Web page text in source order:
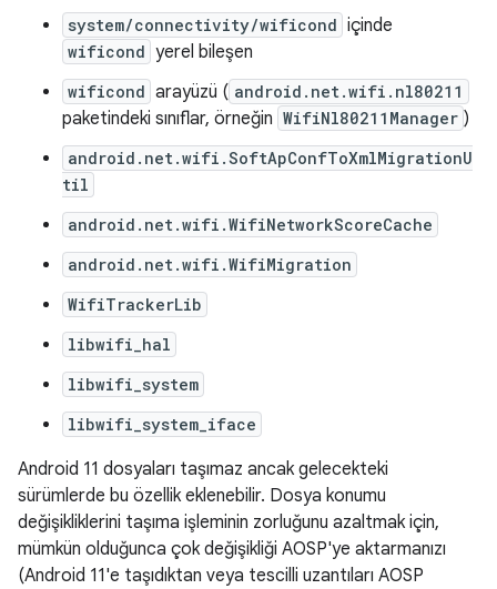
system/connectivity/wificond içinde
wificond yerel bileşen
wificond arayüzü ( android.net.wifi.nl80211
paketindeki sınıflar, örneğin WifiNl80211Manager )
android.net.wifi.SoftApConfToXmlMigrationU
til
android.net.wifi.WifiNetworkScoreCache
android.net.wifi.WifiMigration
WifiTrackerLib
libwifi_hal
libwifi_system
libwifi_system_iface
Android 11 dosyaları taşımaz ancak gelecekteki
sürümlerde bu özellik eklenebilir. Dosya konumu
değişikliklerini taşıma işleminin zorluğunu azaltmak için,
mümkün olduğunca çok değişikliği AOSP'ye aktarmanızı
(Android 11'e taşıdıktan veya tescilli uzantıları AOSP